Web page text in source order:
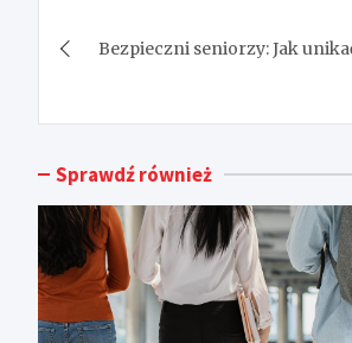
wpisu
Bezpieczni seniorzy: Jak
Sprawdź również